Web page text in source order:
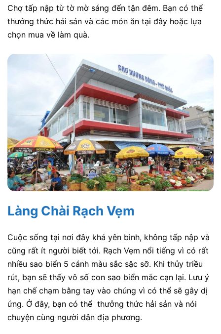
Chợ tấp nập từ tờ mờ sáng đến tận đêm. Bạn có thể
thưởng thức hải sản và các món ăn tại đây hoặc lựa
chọn mua về làm quà.
Làng Chài Rạch Vẹm
Cuộc sống tại nơi đây khá yên bình, không tấp nập và
cũng rất ít người biết tới. Rạch Vẹm nổi tiếng vì có rất
nhiều sao biển 5 cánh màu sắc sặc sỡ. Khi thủy triều
rút, bạn sẽ thấy vô số con sao biển mắc cạn lại. Lưu ý
hạn chế chạm bằng tay vào chúng vì có thể sẽ gây dị
ứng. Ở đây, bạn có thể thưởng thức hải sản và nói
chuyện cùng người dân địa phương.